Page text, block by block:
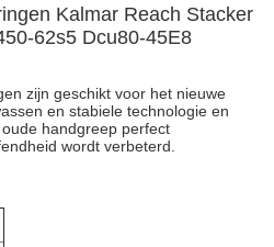
Kalmar Reach Stacker
62s5 Dcu80-45E8
zijn geschikt voor het nieuwe
en stabiele technologie en
handgreep perfect
wordt verbeterd.